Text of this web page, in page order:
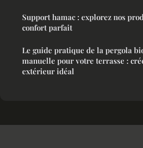
Support hamac : explorez nos
confort parfait
Le guide pratique de la pergola
manuelle pour votre terrasse :
extérieur idéal